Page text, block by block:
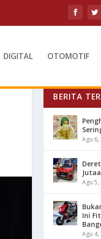
DIGITAL OTOMOTIF
BERITA
Agu 6,
Agu 5,
Ini
Agu 4,